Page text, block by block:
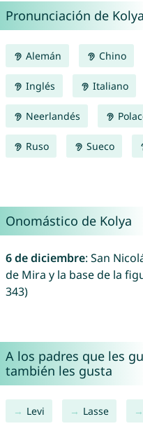
Pronunciación de Kolya
Alemán Chino
Inglés Italiano
Neerlandés
Ruso Sueco
Onomástico de Kolya
6 de diciembre: San
de Mira y la base de la
343)
A los padres que les
también les gusta
Levi Lasse